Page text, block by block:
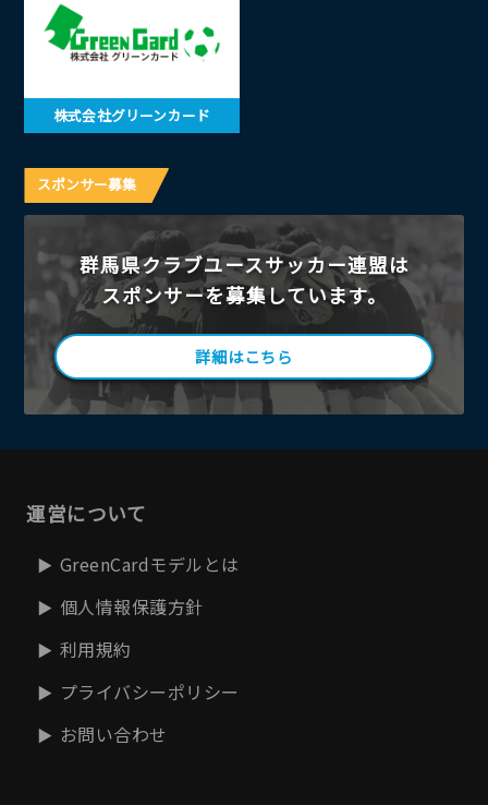
株式会社グリーンカード
スポンサー募集
群馬県クラブユースサッカー連盟は
スポンサーを募集しています。
詳細はこちら
運営について
GreenCardモデルとは
個人情報保護方針
利用規約
プライバシーポリシー
お問い合わせ